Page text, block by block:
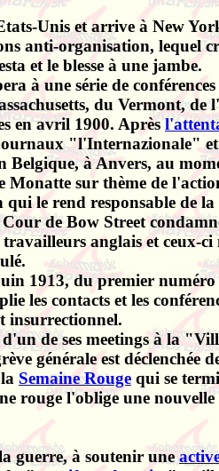
Unis et arrive à New
anti-organisation, lequel
et le blesse à une jambe.
à une série de
du Vermont,
en avril 1900. Après
"l'Internazionale"
Belgique, à Anvers, au
Monatte sur thème de
qui le rend responsable de
de Bow Street
travailleurs anglais et ceux-
1913, du premier
les contacts et les
insurrectionnel.
de ses meetings à la
générale est déclenchée
Semaine Rouge qui se
rouge l'oblige une
guerre, à soutenir une